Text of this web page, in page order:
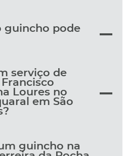
guincho pode
serviço de
Loures no
em São
guincho na